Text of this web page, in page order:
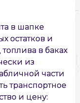
в шапке
остатков и
в баках
из
части
транспортное
и цену: